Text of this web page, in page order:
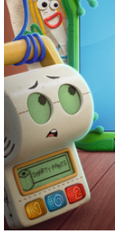
adres:
data i godzina:
Info
Opis wydarzenia:
Zabawki powracają w
wkracza technologia.
przychodzi im zmierzyć się